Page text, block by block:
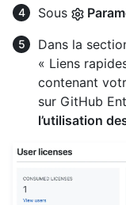
Sous
Dans la
« Liens
contenant
sur GitHub
l’utilisation